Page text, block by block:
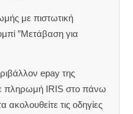
με πιστωτική
”Μετάβαση για
epay της
πληρωμή IRIS στο πάνω
τις οδηγίες